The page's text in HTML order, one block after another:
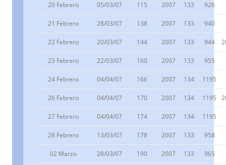
20 Febrero 05/03/07 115 2007 133 926
21 Febrero 28/03/07 138 2007 133 940
22 Febrero 20/03/07 144 2007 133 944
23 Febrero 22/03/07 160 2007 133 955
24 Febrero 04/04/07 166 2007 134 1195
26 Febrero 04/04/07 170 2007 134 1195
27 Febrero 04/04/07 174 2007 134 1195
28 Febrero 13/03/07 178 2007 133 958
02 Marzo 28/03/07 190 2007 133 965